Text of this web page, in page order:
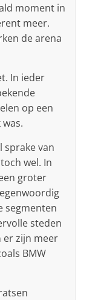
moment in
meer.
de arena
In ieder
op een
sprake van
wel. In
groter
segmenten
steden
er zijn meer
BMW